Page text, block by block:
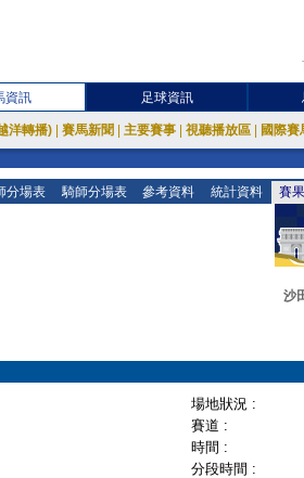
資訊 足球資訊
洋轉播) 賽馬新聞 主要賽事 視聽播放區 國際賽
分場表 騎師分場表 參考資料 統計資料 賽果
沙
場地狀況 :
賽道 :
時間 :
分段時間 :